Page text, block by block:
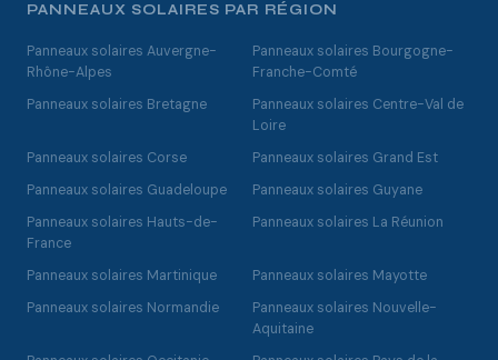
PANNEAUX SOLAIRES PAR RÉGION
Panneaux solaires Auvergne-
Rhône-Alpes
Panneaux solaires Bourgogne-
Franche-Comté
Panneaux solaires Bretagne
Panneaux solaires Centre-Val de
Loire
Panneaux solaires Corse
Panneaux solaires Grand Est
Panneaux solaires Guadeloupe
Panneaux solaires Guyane
Panneaux solaires Hauts-de-
France
Panneaux solaires La Réunion
Panneaux solaires Martinique
Panneaux solaires Mayotte
Panneaux solaires Normandie
Panneaux solaires Nouvelle-
Aquitaine